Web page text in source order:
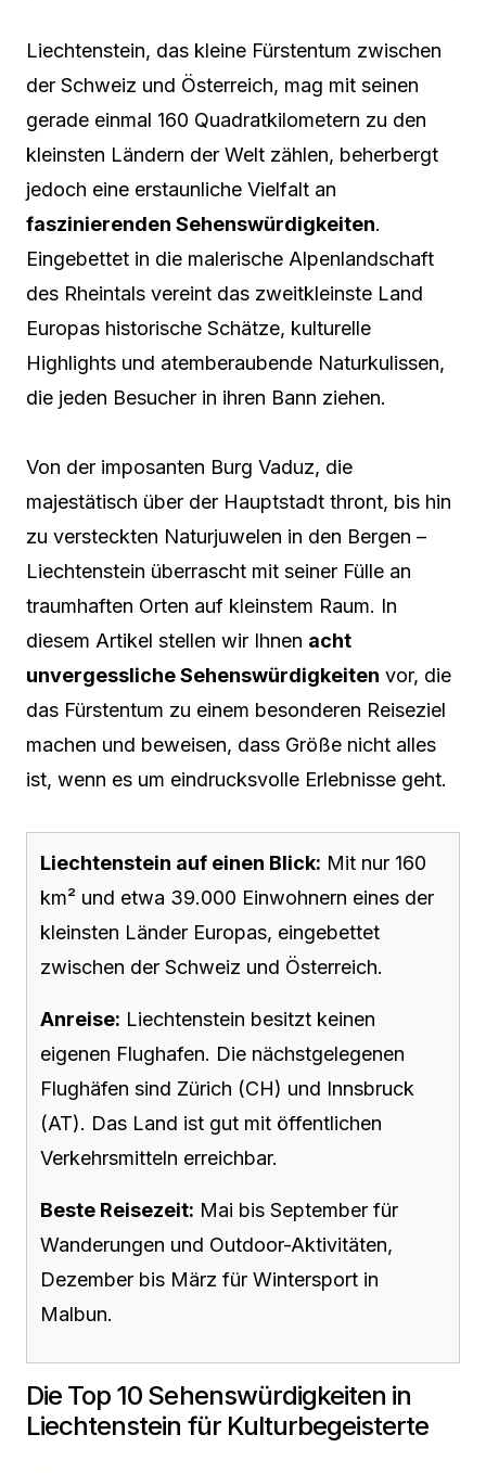
Liechtenstein, das kleine Fürstentum zwischen
der Schweiz und Österreich, mag mit seinen
gerade einmal 160 Quadratkilometern zu den
kleinsten Ländern der Welt zählen, beherbergt
jedoch eine erstaunliche Vielfalt an
faszinierenden Sehenswürdigkeiten.
Eingebettet in die malerische Alpenlandschaft
des Rheintals vereint das zweitkleinste Land
Europas historische Schätze, kulturelle
Highlights und atemberaubende Naturkulissen,
die jeden Besucher in ihren Bann ziehen.
Von der imposanten Burg Vaduz, die
majestätisch über der Hauptstadt thront, bis hin
zu versteckten Naturjuwelen in den Bergen –
Liechtenstein überrascht mit seiner Fülle an
traumhaften Orten auf kleinstem Raum. In
diesem Artikel stellen wir Ihnen acht
unvergessliche Sehenswürdigkeiten vor, die
das Fürstentum zu einem besonderen Reiseziel
machen und beweisen, dass Größe nicht alles
ist, wenn es um eindrucksvolle Erlebnisse geht.
Liechtenstein auf einen Blick: Mit nur 160
km² und etwa 39.000 Einwohnern eines der
kleinsten Länder Europas, eingebettet
zwischen der Schweiz und Österreich.
Anreise: Liechtenstein besitzt keinen
eigenen Flughafen. Die nächstgelegenen
Flughäfen sind Zürich (CH) und Innsbruck
(AT). Das Land ist gut mit öffentlichen
Verkehrsmitteln erreichbar.
Beste Reisezeit: Mai bis September für
Wanderungen und Outdoor-Aktivitäten,
Dezember bis März für Wintersport in
Malbun.
Die Top 10 Sehenswürdigkeiten in
Liechtenstein für Kulturbegeisterte